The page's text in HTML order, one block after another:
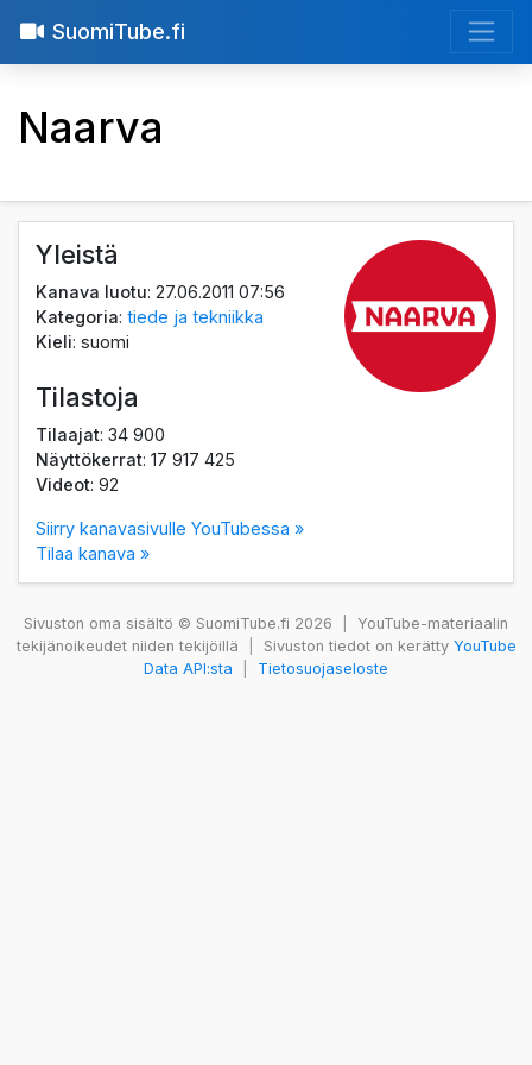
SuomiTube.fi
Naarva
Yleistä
Kanava luotu: 27.06.2011 07:56
Kategoria:tiede ja tekniikka
Kieli: suomi
Tilastoja
Tilaajat: 34 900
Näyttökerrat: 17 917 425
Videot: 92
Siirry kanavasivulle YouTubessa »
Tilaa kanava »
Sivuston oma sisältö © SuomiTube.fi 2026
YouTube-materiaalin
tekijänoikeudet niiden tekijöillä
Sivuston tiedot on kerätty YouTube
Data API:sta
Tietosuojaseloste